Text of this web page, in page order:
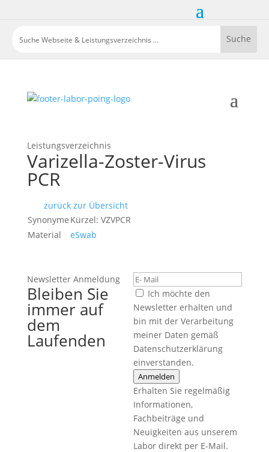
Leistungsverzeichnis
Varizella-Zoster-Virus
PCR
zurück zur Übersicht
Synonyme Kürzel: VZVPCR
Material
eSwab
Newsletter Anmeldung
Bleiben Sie
immer auf
dem
Laufenden
Ich möchte den
Newsletter erhalten und
bin mit der Verarbeitung
meiner Daten gemäß
Datenschutzerklärung
einverstanden.
Anmelden
Erhalten Sie regelmäßig
Informationen,
Fachbeiträge und
Neuigkeiten aus unserem
Labor direkt per E-Mail.